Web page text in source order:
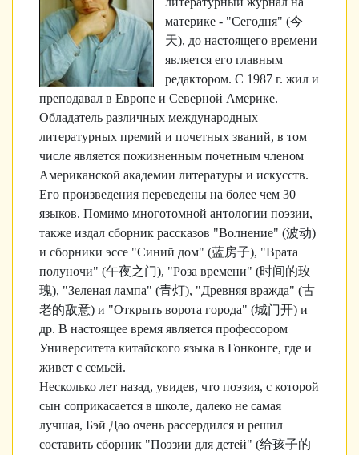
материке - "Сегодня" (今
天), до настоящего времени
является его главным
редактором. С 1987 г. жил и
преподавал в Европе и Северной Америке.
Обладатель различных международных
литературных премий и почетных званий, в том
числе является пожизненным почетным членом
Американской академии литературы и искусств.
Его произведения переведены на более чем 30
языков. Помимо многотомной антологии поэзии,
также издал сборник рассказов "Волнение" (波动)
и сборники эссе "Синий дом" (蓝房子), "Врата
полуночи" (午夜之门), "Роза времени" (时间的玫
瑰), "Зеленая лампа" (青灯), "Древняя вражда" (古
老的敌意) и "Открыть ворота города" (城门开) и
др. В настоящее время является профессором
Университета китайского языка в Гонконге, где и
живет с семьей.
Несколько лет назад, увидев, что поэзия, с которой
сын соприкасается в школе, далеко не самая
лучшая, Бэй Дао очень рассердился и решил
составить сборник "Поэзии для детей" (给孩子的